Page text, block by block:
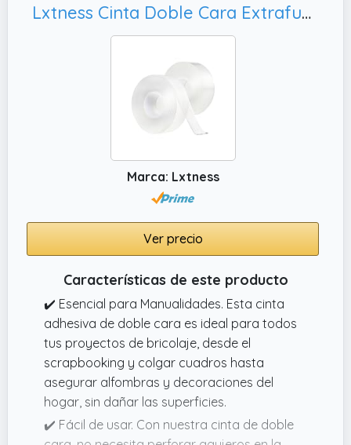
Lxtness Cinta Doble Cara Extrafuerte, para Pared y Alfombra【2 rollos 】
Marca: Lxtness
Ver precio
Características de este producto
✔️ Esencial para Manualidades. Esta cinta
adhesiva de doble cara es ideal para todos
tus proyectos de bricolaje, desde el
scrapbooking y colgar cuadros hasta
asegurar alfombras y decoraciones del
hogar, sin dañar las superficies.
✔️ Fácil de usar. Con nuestra cinta de doble